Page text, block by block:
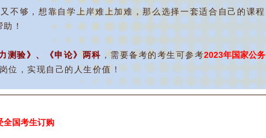
够，想靠自学上岸难上加难，那么选择一套适合自己的课程
！
测验》、《申论》两科 ， 需要备考的考生可参考2023年国家公务
位，实现自己的人生价值！
全国考生订购